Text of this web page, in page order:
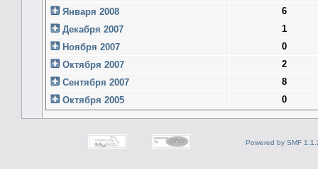
Января 2008
6
Декабря 2007
1
Ноября 2007
0
Октября 2007
2
Сентября 2007
8
Октября 2005
0
Powered by SMF